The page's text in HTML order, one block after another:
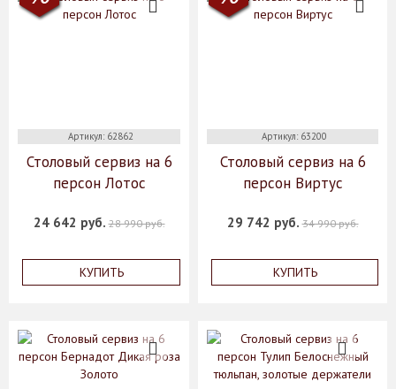
Артикул: 62862
Столовый сервиз на 6
персон Лотос
24 642 руб.28 990 руб.
КУПИТЬ
Артикул: 63200
Столовый сервиз на 6
персон Виртус
29 742 руб.34 990 руб.
КУПИТЬ